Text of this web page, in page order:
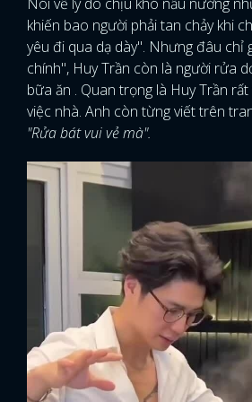
khiến bao người phải tan chảy khi
yêu đi qua dạ dày". Nhưng đâu chỉ
chính", Huy Trần còn là người rửa
bữa ăn . Quan trọng là Huy Trần
việc nhà. Anh còn từng viết trên
"Rửa bát vui vẻ mà".